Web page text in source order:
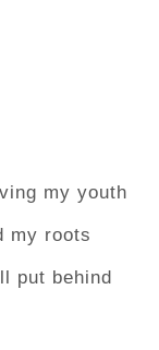
my youth
my roots
put behind